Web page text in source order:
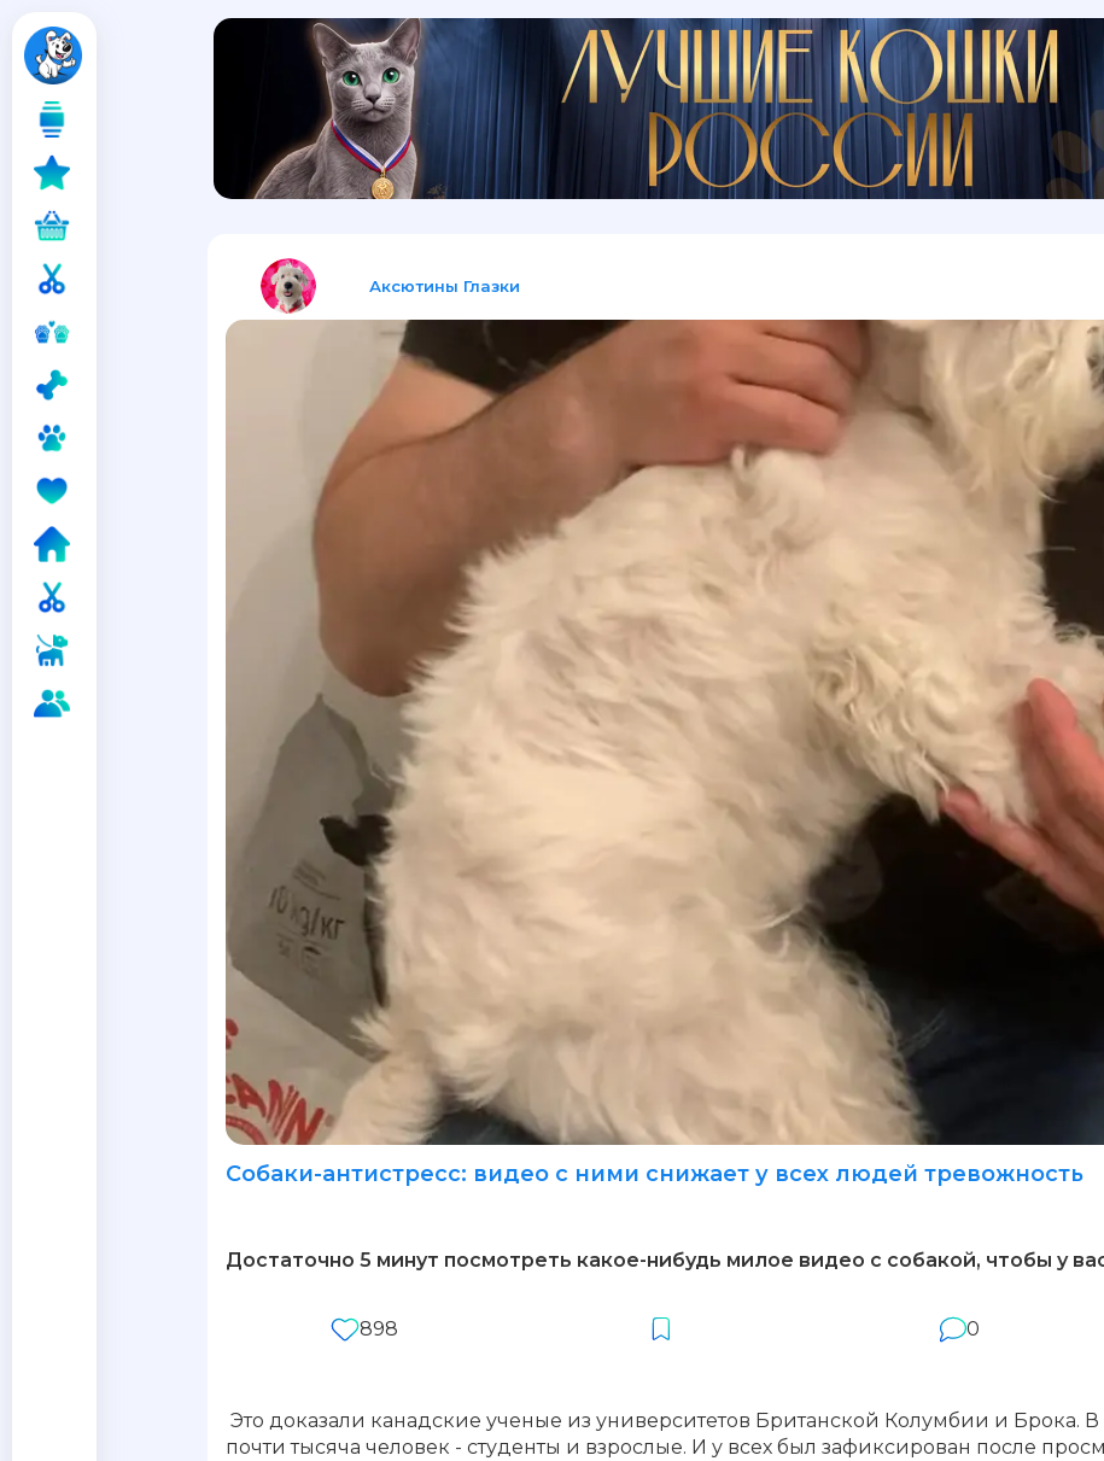
Аксютины Глазки
Собаки-антистресс: видео с ними снижает у всех людей тревожность
Достаточно 5 минут посмотреть какое-нибудь милое видео с собакой, чтобы у
898 0
Это доказали канадские ученые из университетов Британской Колумбии и Брока. В
почти тысяча человек - студенты и взрослые. И у всех был зафиксирован после